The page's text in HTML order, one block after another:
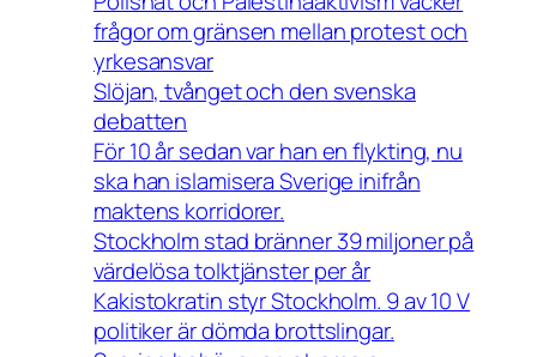
frågor om gränsen mellan protest och
yrkesansvar
Slöjan, tvånget och den svenska
debatten
För 10 år sedan var han en flykting, nu
ska han islamisera Sverige inifrån
maktens korridorer.
Stockholm stad bränner 39 miljoner på
värdelösa tolktjänster per år
Kakistokratin styr Stockholm. 9 av 10 V
politiker är dömda brottslingar.